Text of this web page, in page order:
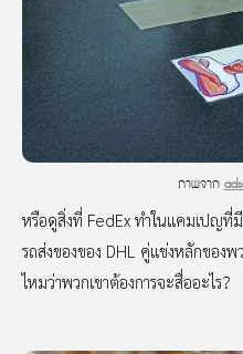
ภาพจาก
หรือดูสิ่งที่ FedEx ทำในแคมเปญที่
รถส่งของของ DHL คู่แข่งหลักของ
ไหมว่าพวกเขาต้องการจะสื่ออะไร?